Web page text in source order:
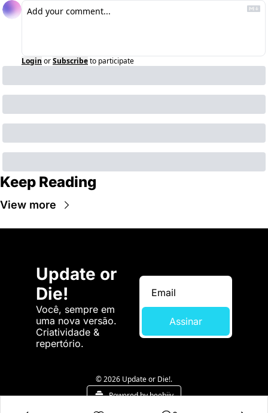
Login orSubscribeto participate
Keep Reading
View more
Update or
Die!
Você, sempre em
uma nova versão.
Criatividade &
repertório.
Assinar
© 2026 Update or Die!.
Powered by beehiiv